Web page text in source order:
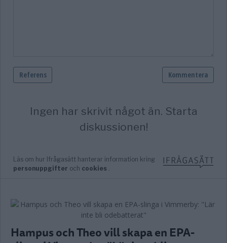
Hampus och Theo vill skapa en EPA-